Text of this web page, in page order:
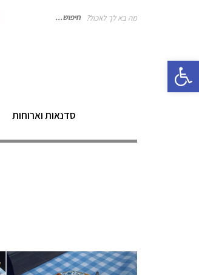
פתח סרגל נגישות
מה בא לך לאכול? חיפוש
סדנאות וארוחות